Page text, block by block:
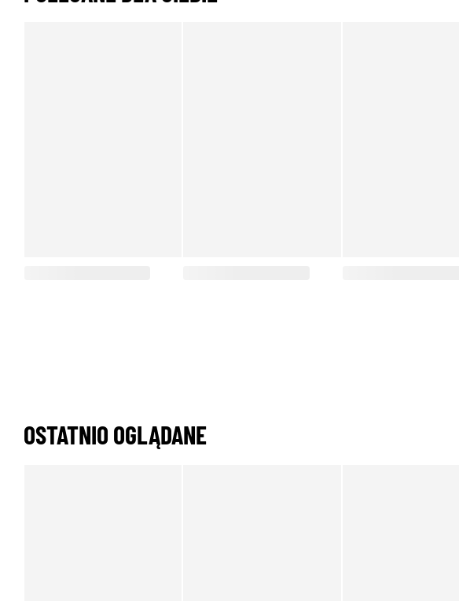
OSTATNIO OGLĄDANE